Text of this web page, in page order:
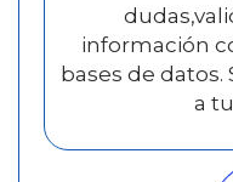
información
bases de datos.
a